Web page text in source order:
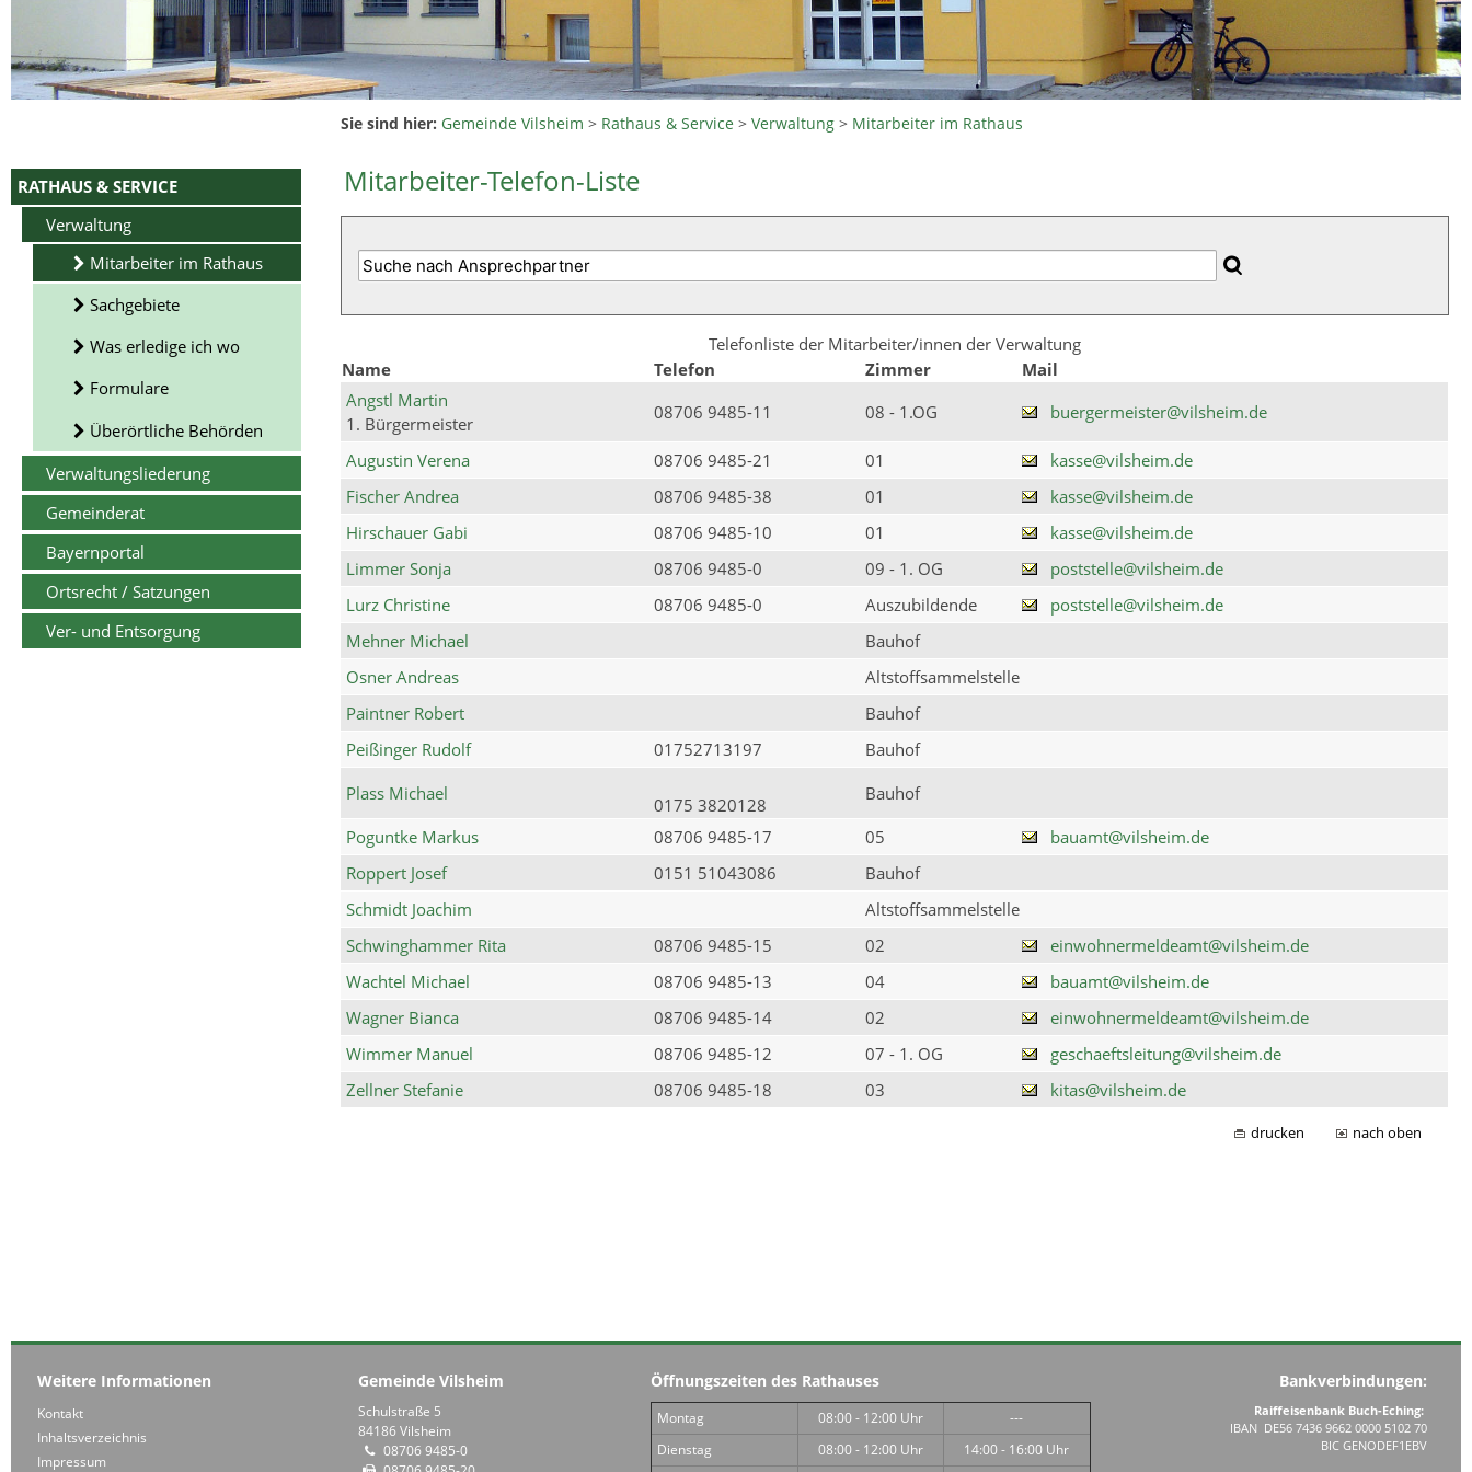
RATHAUS & SERVICE
Verwaltung
Mitarbeiter im Rathaus
Sachgebiete
Was erledige ich wo
Formulare
Überörtliche Behörden
Verwaltungsliederung
Gemeinderat
Bayernportal
Ortsrecht / Satzungen
Ver- und Entsorgung
Sie sind hier: Gemeinde Vilsheim > Rathaus & Service >Verwaltung > Mitarbeiter im Rathaus
Mitarbeiter-Telefon-Liste
Telefonliste der Mitarbeiter/innen der Verwaltung
Name
Telefon Zimmer
Mail
Angstl Martin
1. Bürgermeister
08706 9485-11 08 - 1.OG buergermeister@vilsheim.de
Augustin Verena 08706 9485-21 01
kasse@vilsheim.de
Fischer Andrea
08706 9485-38 01
kasse@vilsheim.de
Hirschauer Gabi
08706 9485-10 01
kasse@vilsheim.de
Limmer Sonja
08706 9485-0 09 - 1. OG
poststelle@vilsheim.de
Lurz Christine
08706 9485-0 Auszubildende
poststelle@vilsheim.de
Mehner Michael
Bauhof
Osner Andreas
Altstoffsammelstelle
Paintner Robert
Bauhof
Peißinger Rudolf
01752713197
Bauhof
Plass Michael
0175 3820128
Bauhof
Poguntke Markus
08706 9485-17 05
bauamt@vilsheim.de
Roppert Josef
0151 51043086
Bauhof
Schmidt Joachim
Altstoffsammelstelle
Schwinghammer Rita
08706 9485-15 02
einwohnermeldeamt@vilsheim.de
Wachtel Michael
08706 9485-13 04
bauamt@vilsheim.de
Wagner Bianca
08706 9485-14 02
einwohnermeldeamt@vilsheim.de
Wimmer Manuel
08706 9485-12 07 - 1. OG
geschaeftsleitung@vilsheim.de
Zellner Stefanie
08706 9485-18 03 kitas@vilsheim.de
drucken nach oben
Weitere Informationen
Kontakt
Inhaltsverzeichnis
Impressum
Gemeinde Vilsheim
Schulstraße 5
84186 Vilsheim
08706 9485-0
Öffnungszeiten des Rathauses
Montag 08:00 - 12:00 Uhr
---
Dienstag
08:00 - 12:00 Uhr
14:00 - 16:00 Uhr
Bankverbindungen:
Raiffeisenbank Buch-Eching:
IBAN DE56 7436 9662 0000 5102 70
BIC GENODEF1EBV